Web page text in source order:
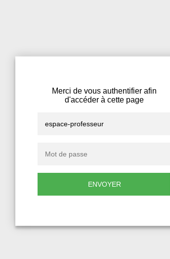
Merci de vous authentifier afin
d'accéder à cette page
ENVOYER